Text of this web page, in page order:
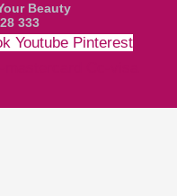
Beauty
333
Youtube Pinterest